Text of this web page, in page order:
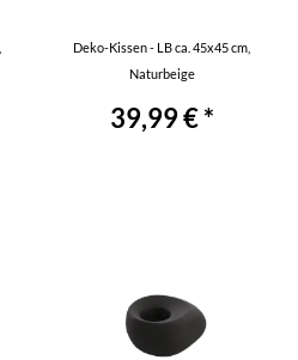
Deko-Kissen - LB ca. 45x45 cm,
Naturbeige
39,99 € *